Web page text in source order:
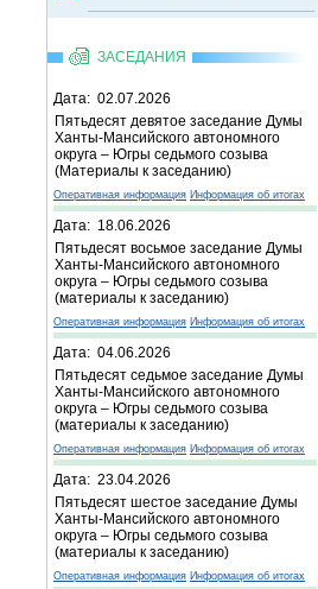
ЗАСЕДАНИЯ
Дата: 02.07.2026
Пятьдесят девятое заседание Думы
Ханты-Мансийского автономного
округа – Югры седьмого созыва
(Материалы к заседанию)
Оперативная информация Информация об итогах
Дата: 18.06.2026
Пятьдесят восьмое заседание Думы
Ханты-Мансийского автономного
округа – Югры седьмого созыва
(материалы к заседанию)
Оперативная информация Информация об итогах
Дата: 04.06.2026
Пятьдесят седьмое заседание Думы
Ханты-Мансийского автономного
округа – Югры седьмого созыва
(материалы к заседанию)
Оперативная информация Информация об итогах
Дата: 23.04.2026
Пятьдесят шестое заседание Думы
Ханты-Мансийского автономного
округа – Югры седьмого созыва
(материалы к заседанию)
Оперативная информация Информация об итогах